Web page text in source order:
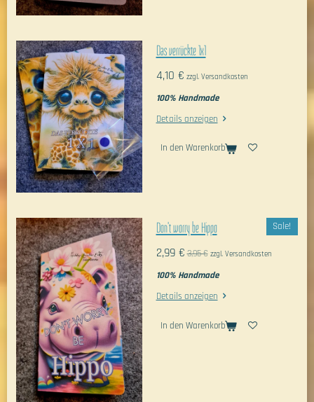
Das verrückte 1x1
4,10 € zzgl. Versandkosten
100% Handmade
Details anzeigen
In den Warenkorb
Sale!
Don't worry be Hippo
2,99 € 3,95 € zzgl. Versandkosten
100% Handmade
Details anzeigen
In den Warenkorb